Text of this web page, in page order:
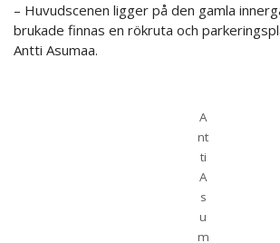
– Huvudscenen ligger på den gamla
brukade finnas en rökruta och
Antti Asumaa.
A
nt
ti
A
s
u
m